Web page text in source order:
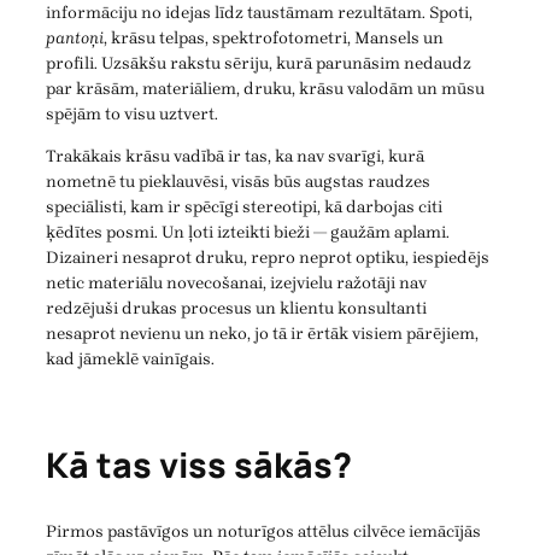
informāciju no idejas līdz taustāmam rezultātam. Spoti,
pantoņi, krāsu telpas, spektrofotometri, Mansels un
profili. Uzsākšu rakstu sēriju, kurā parunāsim nedaudz
par krāsām, materiāliem, druku, krāsu valodām un mūsu
spējām to visu uztvert.
Trakākais krāsu vadībā ir tas, ka nav svarīgi, kurā
nometnē tu pieklauvēsi, visās būs augstas raudzes
speciālisti, kam ir spēcīgi stereotipi, kā darbojas citi
ķēdītes posmi. Un ļoti izteikti bieži — gaužām aplami.
Dizaineri nesaprot druku, repro neprot optiku, iespiedējs
netic materiālu novecošanai, izejvielu ražotāji nav
redzējuši drukas procesus un klientu konsultanti
nesaprot nevienu un neko, jo tā ir ērtāk visiem pārējiem,
kad jāmeklē vainīgais.
Kā tas viss sākās?
Pirmos pastāvīgos un noturīgos attēlus cilvēce iemācījās